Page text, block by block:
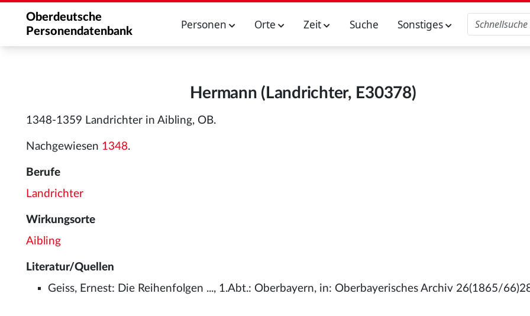
Oberdeutsche
Personendatenbank
Personen Orte Zeit Suche Sonstiges
Hermann (Landrichter, E30378)
1348-1359 Landrichter in Aibling, OB.
Nachgewiesen 1348.
Berufe
Landrichter
Wirkungsorte
Aibling
Literatur/Quellen
Geiss, Ernest: Die Reihenfolgen ..., 1.Abt.: Oberbayern, in: Oberbayerisches Archiv 26(1865/